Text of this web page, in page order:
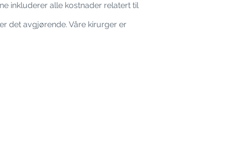
inkluderer alle kostnader relatert til
det avgjørende. Våre kirurger er